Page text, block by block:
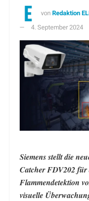
vonRedaktion
4. September 2024
Siemens stellt die
Catcher FDV202
Flammendetektion
visuelle